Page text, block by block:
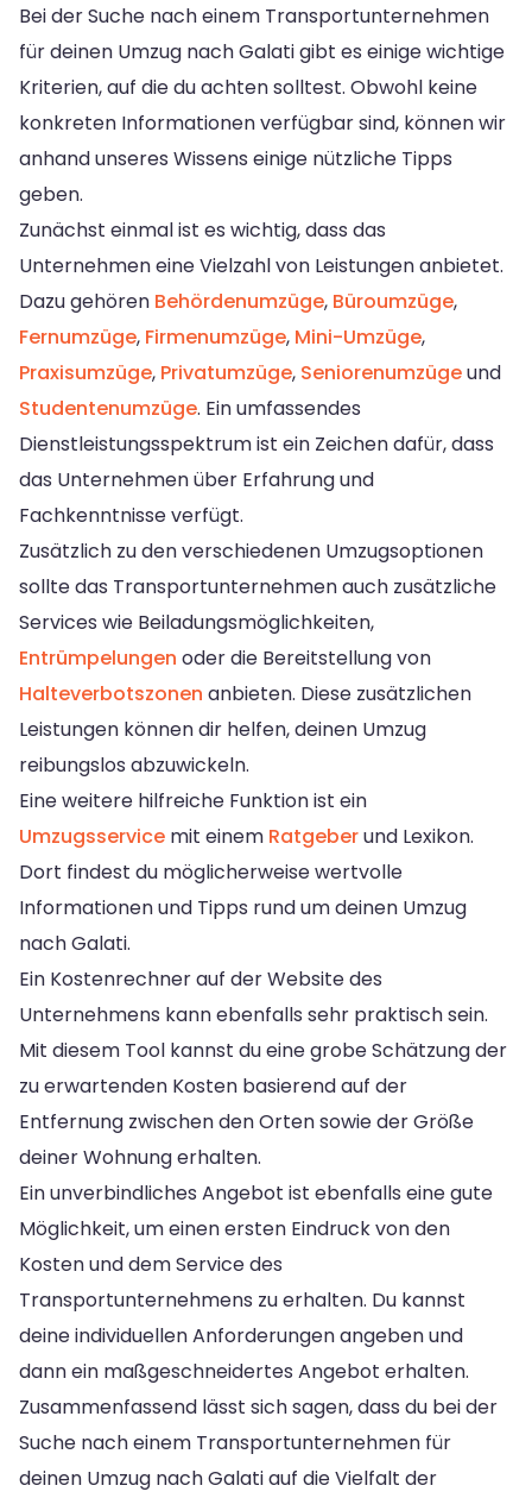
Bei der Suche nach einem Transportunternehmen
für deinen Umzug nach Galati gibt es einige wichtige
Kriterien, auf die du achten solltest. Obwohl keine
konkreten Informationen verfügbar sind, können wir
anhand unseres Wissens einige nützliche Tipps
geben.
Zunächst einmal ist es wichtig, dass das
Unternehmen eine Vielzahl von Leistungen anbietet.
Dazu gehören Behördenumzüge, Büroumzüge,
Fernumzüge, Firmenumzüge, Mini-Umzüge,
Praxisumzüge, Privatumzüge, Seniorenumzügeund
Studentenumzüge. Ein umfassendes
Dienstleistungsspektrum ist ein Zeichen dafür, dass
das Unternehmen über Erfahrung und
Fachkenntnisse verfügt.
Zusätzlich zu den verschiedenen Umzugsoptionen
sollte das Transportunternehmen auch zusätzliche
Services wie Beiladungsmöglichkeiten,
Entrümpelungen oder die Bereitstellung von
Halteverbotszonen anbieten. Diese zusätzlichen
Leistungen können dir helfen, deinen Umzug
reibungslos abzuwickeln.
Eine weitere hilfreiche Funktion ist ein
Umzugsservice mit einem Ratgeberund Lexikon.
Dort findest du möglicherweise wertvolle
Informationen und Tipps rund um deinen Umzug
nach Galati.
Ein Kostenrechner auf der Website des
Unternehmens kann ebenfalls sehr praktisch sein.
Mit diesem Tool kannst du eine grobe Schätzung der
zu erwartenden Kosten basierend auf der
Entfernung zwischen den Orten sowie der Größe
deiner Wohnung erhalten.
Ein unverbindliches Angebot ist ebenfalls eine gute
Möglichkeit, um einen ersten Eindruck von den
Kosten und dem Service des
Transportunternehmens zu erhalten. Du kannst
deine individuellen Anforderungen angeben und
dann ein maßgeschneidertes Angebot erhalten.
Zusammenfassend lässt sich sagen, dass du bei der
Suche nach einem Transportunternehmen für
deinen Umzug nach Galati auf die Vielfalt der